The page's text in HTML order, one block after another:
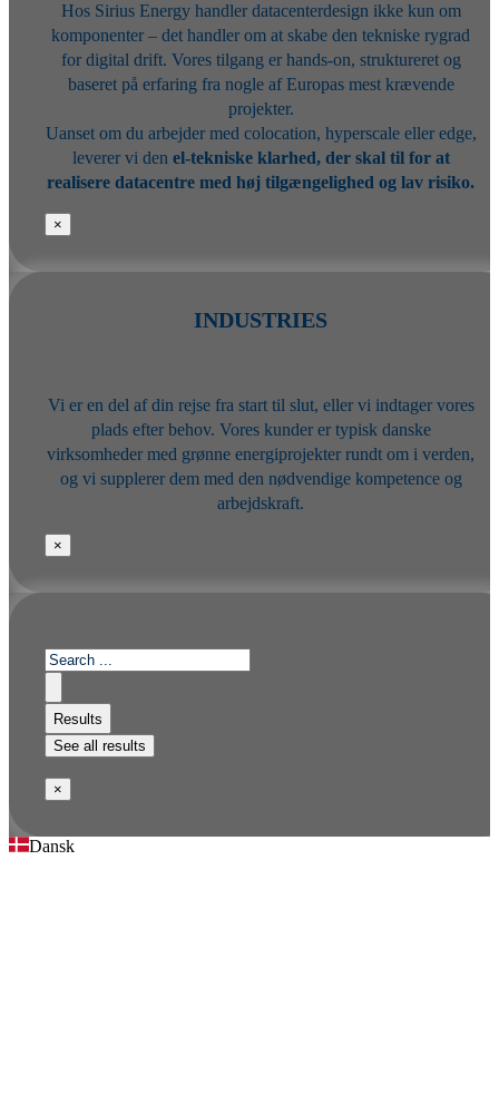
Hos Sirius Energy handler datacenterdesign ikke kun om
komponenter – det handler om at skabe den tekniske rygrad
for digital drift. Vores tilgang er hands-on, struktureret og
baseret på erfaring fra nogle af Europas mest krævende
projekter.
Uanset om du arbejder med colocation, hyperscale eller edge,
leverer vi den el-tekniske klarhed, der skal til for at
realisere datacentre med høj tilgængelighed og lav risiko.
×
INDUSTRIES
Vi er en del af din rejse fra start til slut, eller vi indtager vores
plads efter behov. Vores kunder er typisk danske
virksomheder med grønne energiprojekter rundt om i verden,
og vi supplerer dem med den nødvendige kompetence og
arbejdskraft.
×
Results
See all results
×
Dansk